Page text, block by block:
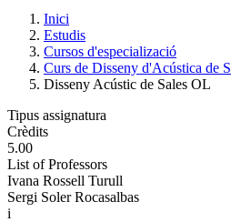
Inici
Estudis
Cursos d'especializació
Curs de Disseny d'Acústica de
Disseny Acústic de Sales OL
Tipus assignatura
Crèdits
5.00
List of Professors
Ivana Rossell Turull
Sergi Soler Rocasalbas
i